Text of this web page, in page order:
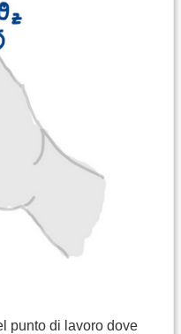
punto di lavoro dove